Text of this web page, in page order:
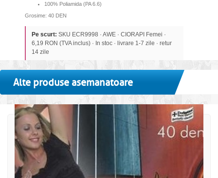
100% Poliamida (PA 6.6)
Grosime: 40 DEN
Pe scurt: SKU ECR9998 · AWE · CIORAPI Femei ·
6,19 RON (TVA inclus) · In stoc · livrare 1-7 zile · retur
14 zile
Alte produse asemanatoare